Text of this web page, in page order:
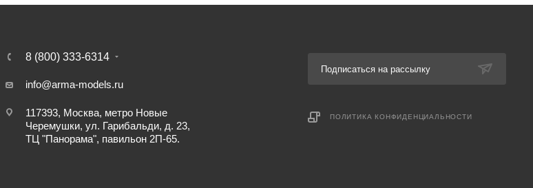
8 (800) 333-6314
info@arma-models.ru
117393, Москва, метро Новые
Черемушки, ул. Гарибальди, д. 23,
ТЦ "Панорама", павильон 2П-65.
Подписаться на рассылку
ПОЛИТИКА КОНФИДЕНЦИАЛЬНОСТИ